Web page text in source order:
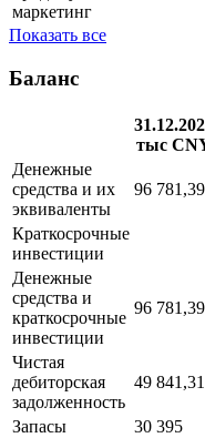
маркетинг
Показать все
Баланс
тыс
Денежные
средства и их
эквиваленты
96 781,39
Краткосрочные
инвестиции
Денежные
средства и
краткосрочные
инвестиции
96 781,39
Чистая
дебиторская
задолженность
49 841,31
Запасы 30 395